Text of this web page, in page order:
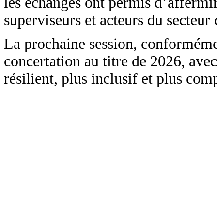
superviseurs et acteurs du
La prochaine session,
concertation au titre de 2026,
résilient, plus inclusif et plus